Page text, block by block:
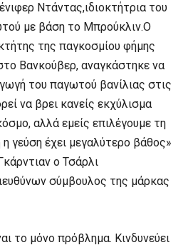
Ντάντας,ιδιοκτήτρια του
με βάση το Μπρούκλιν.Ο
της παγκοσμίου φήμης
Βανκούβερ, αναγκάστηκε να
του παγωτού βανίλιας στις
να βρει κανείς εκχύλισμα
αλλά εμείς επιλέγουμε τη
γεύση έχει μεγαλύτερο βάθος»
ο Τσάρλι
σύμβουλος της μάρκας
το μόνο πρόβλημα. Κινδυνεύει